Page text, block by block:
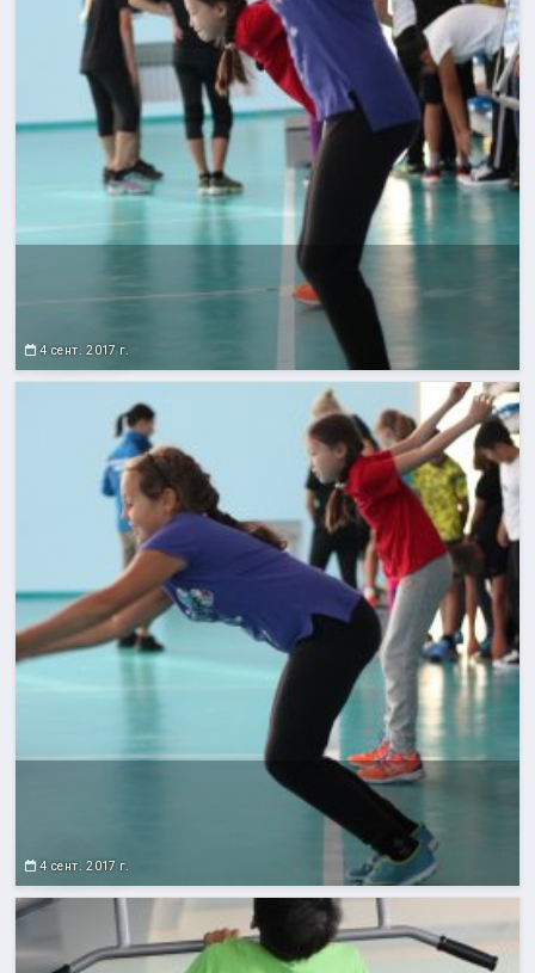
4 сент. 2017 г.
4 сент. 2017 г.